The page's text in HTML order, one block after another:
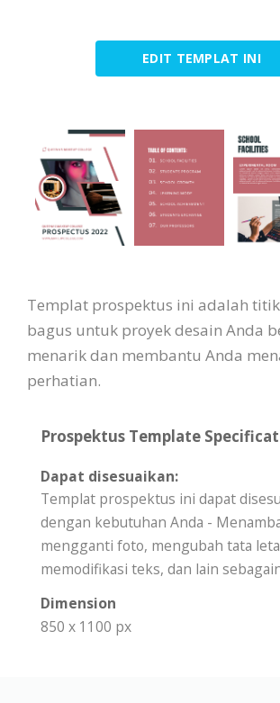
EDIT TEMPLAT INI
Templat prospektus ini adalah
bagus untuk proyek desain Anda
menarik dan membantu Anda
perhatian.
Prospektus Template
Dapat disesuaikan:
Templat prospektus ini dapat
dengan kebutuhan Anda -
mengganti foto, mengubah tata
memodifikasi teks, dan lain
Dimension
850 x 1100 px